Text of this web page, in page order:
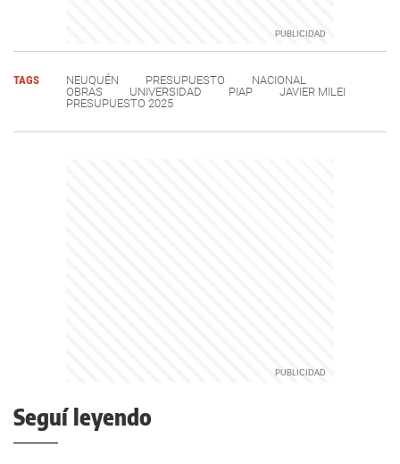
TAGS NEUQUÉN PRESUPUESTO
NACIONAL
OBRAS
UNIVERSIDAD PIAP
JAVIER MILEI
PRESUPUESTO 2025
Seguí leyendo